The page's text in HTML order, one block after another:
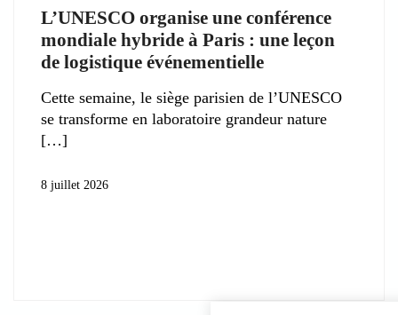
L’UNESCO organise une conférence
mondiale hybride à Paris : une leçon
de logistique événementielle
Cette semaine, le siège parisien de l’UNESCO
se transforme en laboratoire grandeur nature
8 juillet 2026